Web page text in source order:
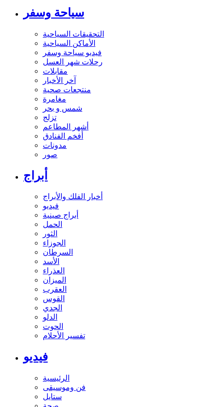
سياحة وسفر
التحقيقات السياحية
الأماكن السياحية
فيديو سياحة وسفر
رحلات شهر العسل
مقابلات
آخر الأخبار
منتجعات صحية
مغامرة
شمس و بحر
تزلج
أشهر المطاعم
أفخم الفنادق
مدونات
صور
أبراج
أخبار الفلك والأبراج
فيديو
أبراج صينية
الحمل
الثور
الجوزاء
السرطان
الأسد
العذراء
الميزان
العقرب
القوس
الجدي
الدلو
الحوت
تفسير الأحلام
فيديو
الرئيسية
فن وموسيقى
ستايل